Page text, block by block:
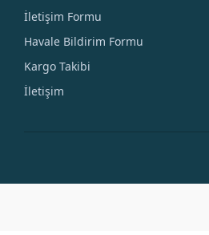
İletişim Formu
Havale Bildirim Formu
Kargo Takibi
İletişim